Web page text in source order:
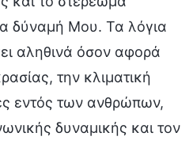
δύναμή Μου. Τα λόγια
αληθινά όσον αφορά
την κλιματική
εντός των ανθρώπων,
δυναμικής και τον